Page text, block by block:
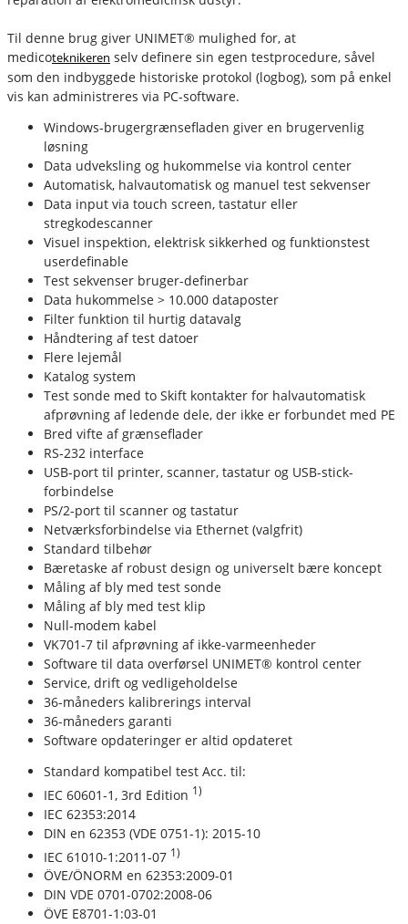
Til denne brug giver UNIMET® mulighed for, at
medicoteknikeren selv definere sin egen testprocedure, såvel
som den indbyggede historiske protokol (logbog), som på enkel
vis kan administreres via PC-software.
Windows-brugergrænsefladen giver en brugervenlig
løsning
Data udveksling og hukommelse via kontrol center
Automatisk, halvautomatisk og manuel test sekvenser
Data input via touch screen, tastatur eller
stregkodescanner
Visuel inspektion, elektrisk sikkerhed og funktionstest
userdefinable
Test sekvenser bruger-definerbar
Data hukommelse > 10.000 dataposter
Filter funktion til hurtig datavalg
Håndtering af test datoer
Flere lejemål
Katalog system
Test sonde med to Skift kontakter for halvautomatisk
afprøvning af ledende dele, der ikke er forbundet med PE
Bred vifte af grænseflader
RS-232 interface
USB-port til printer, scanner, tastatur og USB-stick-
forbindelse
PS/2-port til scanner og tastatur
Netværksforbindelse via Ethernet (valgfrit)
Standard tilbehør
Bæretaske af robust design og universelt bære koncept
Måling af bly med test sonde
Måling af bly med test klip
Null-modem kabel
VK701-7 til afprøvning af ikke-varmeenheder
Software til data overførsel UNIMET® kontrol center
Service, drift og vedligeholdelse
36-måneders kalibrerings interval
36-måneders garanti
Software opdateringer er altid opdateret
Standard kompatibel test Acc. til:
IEC 60601-1, 3rd Edition 1)
IEC 62353:2014
DIN en 62353 (VDE 0751-1): 2015-10
IEC 61010-1:2011-07 1)
ÖVE/ÖNORM en 62353:2009-01
DIN VDE 0701-0702:2008-06
ÖVE E8701-1:03-01